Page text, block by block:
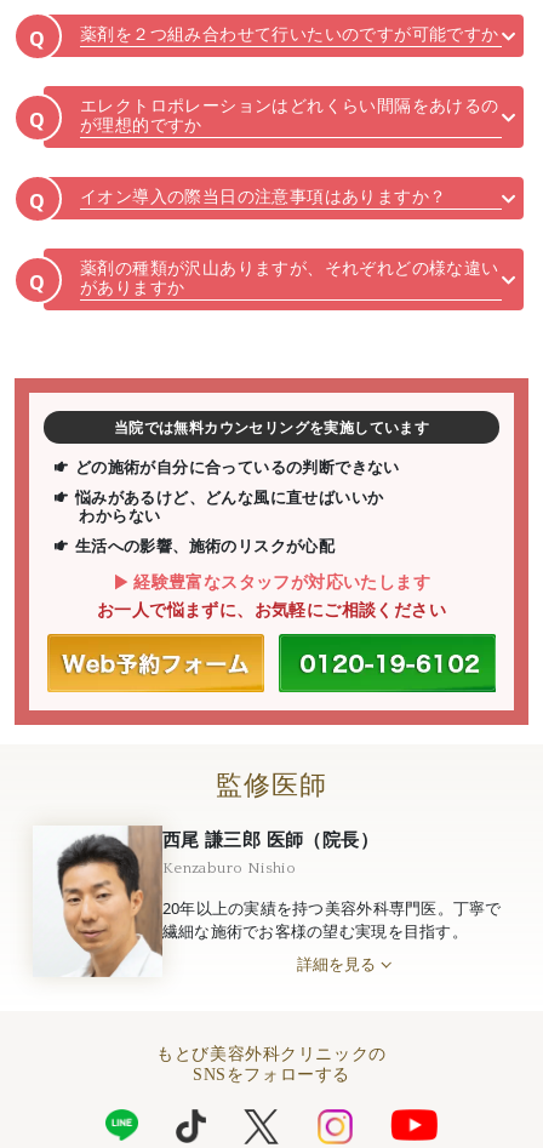
Q 薬剤を２つ組み合わせて行いたいのですが可能ですか
Q
エレクトロポレーションはどれくらい間隔をあけるの
が理想的ですか
Q イオン導入の際当日の注意事項はありますか？
Q
薬剤の種類が沢山ありますが、それぞれどの様な違い
がありますか
当院では無料カウンセリングを実施しています
どの施術が自分に合っているの判断できない
悩みがあるけど、どんな風に直せばいいか
わからない
生活への影響、施術のリスクが心配
経験豊富なスタッフが対応いたします
お一人で悩まずに、お気軽にご相談ください
監修医師
西尾 謙三郎 医師（院長）
Kenzaburo Nishio
20年以上の実績を持つ美容外科専門医。丁寧で
繊細な施術でお客様の望む実現を目指す。
詳細を見る
もとび美容外科クリニックの
SNSをフォローする